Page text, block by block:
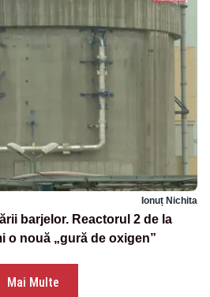
Ionuț Nichita
barjelor. Reactorul 2 de la
o nouă „gură de oxigen”
Mai Multe